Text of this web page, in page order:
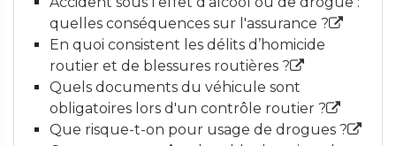
quelles conséquences sur l'assurance ?
En quoi consistent les délits d’homicide
routier et de blessures routières ?
Quels documents du véhicule sont
obligatoires lors d'un contrôle routier ?
Que risque-t-on pour usage de drogues ?